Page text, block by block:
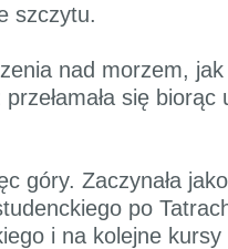
szczytu.
nad morzem,
się biorąc
góry. Zaczynała
po
i na kolejne